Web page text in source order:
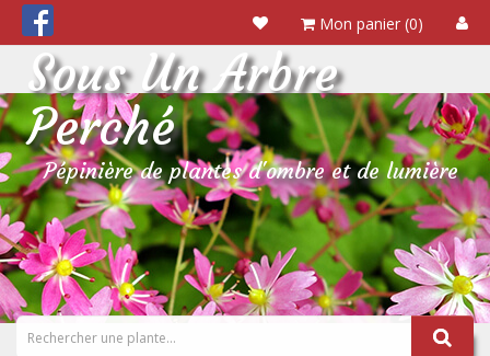
Mon panier (0)
Sous Un Arbre
Perché
Pépinière de plantes d'ombre et de lumière